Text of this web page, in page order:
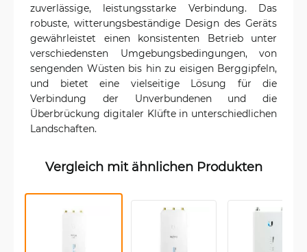
zuverlässige, leistungsstarke Verbindung. Das
robuste, witterungsbeständige Design des Geräts
gewährleistet einen konsistenten Betrieb unter
verschiedensten Umgebungsbedingungen, von
sengenden Wüsten bis hin zu eisigen Berggipfeln,
und bietet eine vielseitige Lösung für die
Verbindung der Unverbundenen und die
Überbrückung digitaler Klüfte in unterschiedlichen
Landschaften.
Vergleich mit ähnlichen Produkten